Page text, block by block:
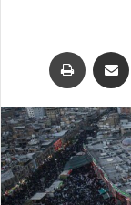
تيلقرام مشاركة عبر البريد